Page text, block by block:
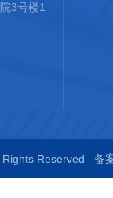
3号楼1
Rights Reserved 备